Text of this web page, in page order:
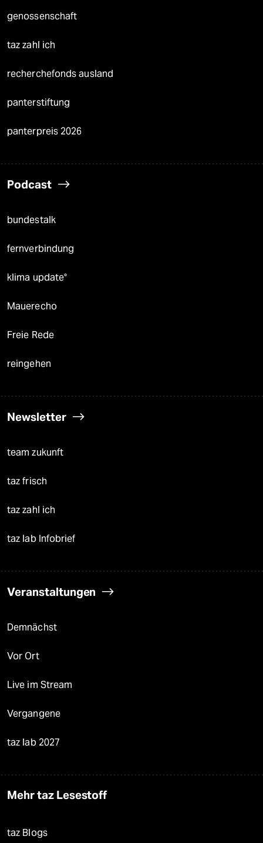
genossenschaft
taz zahl ich
recherchefonds ausland
panterstiftung
panterpreis 2026
Podcast
bundestalk
fernverbindung
klima update°
Mauerecho
Freie Rede
reingehen
Newsletter
team zukunft
taz frisch
taz zahl ich
taz lab Infobrief
Veranstaltungen
Demnächst
Vor Ort
Live im Stream
Vergangene
taz lab 2027
Mehr taz Lesestoff
taz Blogs